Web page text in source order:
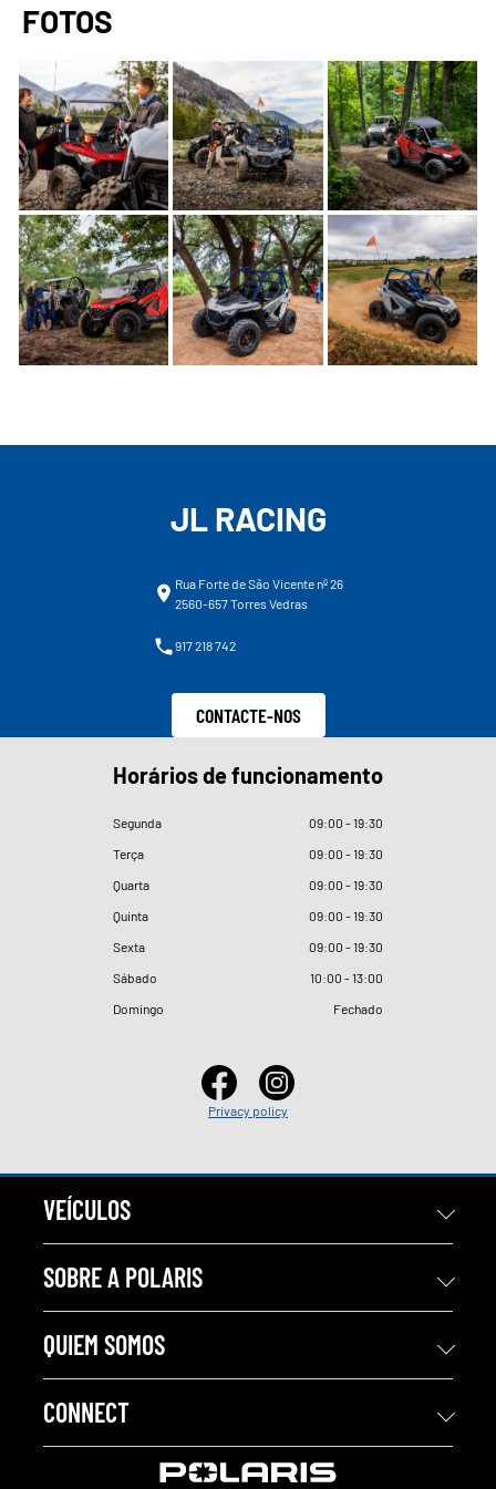
FOTOS
JL RACING
Rua Forte de São Vicente nº 26
2560-657 Torres Vedras
917 218 742
CONTACTE-NOS
Horários de funcionamento
Segunda 09:00 - 19:30
Terça
09:00 - 19:30
Quarta
09:00 - 19:30
Quinta
09:00 - 19:30
Sexta
09:00 - 19:30
Sábado
10:00 - 13:00
Domingo
Fechado
Privacy policy
VEÍCULOS
SOBRE A POLARIS
QUIEM SOMOS
CONNECT